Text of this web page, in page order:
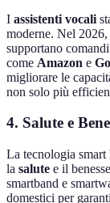
I assistenti vocali
moderne. Nel
supportano
come Amazon e
migliorare le
non solo più
4. Salute e
La tecnologia
la salute e il
smartband e
domestici per